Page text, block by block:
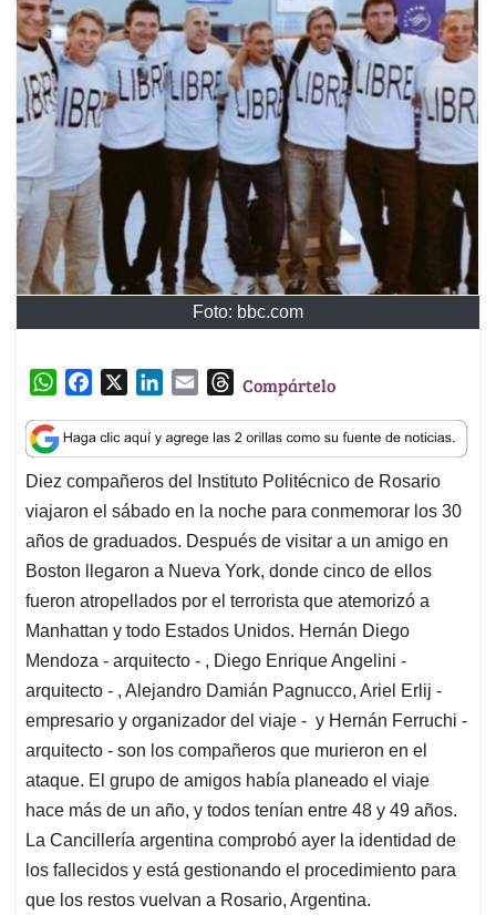
Foto: bbc.com
W
a
t
s
A
p
p
c
e
b
o
o
k
n
k
e
d
I
n
a
i
l
T
r
e
a
d
s
Compártelo
Diez compañeros del Instituto Politécnico de Rosario
viajaron el sábado en la noche para conmemorar los 30
años de graduados. Después de visitar a un amigo en
Boston llegaron a Nueva York, donde cinco de ellos
fueron atropellados por el terrorista que atemorizó a
Manhattan y todo Estados Unidos. Hernán Diego
Mendoza - arquitecto - , Diego Enrique Angelini -
arquitecto - , Alejandro Damián Pagnucco, Ariel Erlij -
empresario y organizador del viaje - y Hernán Ferruchi -
arquitecto - son los compañeros que murieron en el
ataque. El grupo de amigos había planeado el viaje
hace más de un año, y todos tenían entre 48 y 49 años.
La Cancillería argentina comprobó ayer la identidad de
los fallecidos y está gestionando el procedimiento para
que los restos vuelvan a Rosario, Argentina.